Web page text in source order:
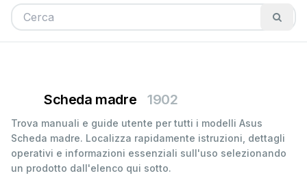
Scheda madre 1902
Trova manuali e guide utente per tutti i modelli Asus
Scheda madre. Localizza rapidamente istruzioni, dettagli
operativi e informazioni essenziali sull'uso selezionando
un prodotto dall'elenco qui sotto.